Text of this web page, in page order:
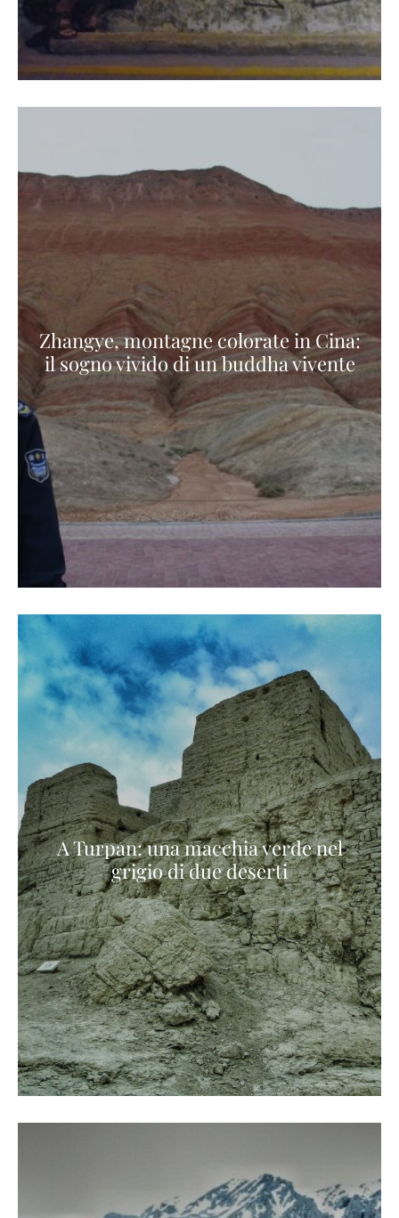
Zhangye, montagne colorate in Cina:
il sogno vivido di un buddha vivente
A Turpan: una macchia verde nel
grigio di due deserti